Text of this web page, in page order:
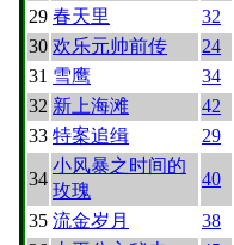
29 春天里
32
30 欢乐元帅前传
24
31 雪鹰
34
32 新上海滩
42
33 特案追缉 29
34
小风暴之时间的
玫瑰
40
35 流金岁月
38